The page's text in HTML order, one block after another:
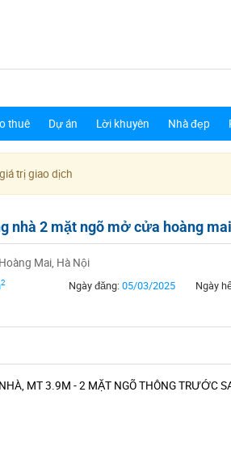
thuê Dự án Lời khuyên Nhà đẹp
trị giao dịch
nhà 2 mặt ngõ mở cửa hoàng mai
Mai, Hà Nội
2 Ngày đăng:05/03/2025 Ngày
MT 3.9M - 2 MẶT NGÕ THÔNG TRƯỚC